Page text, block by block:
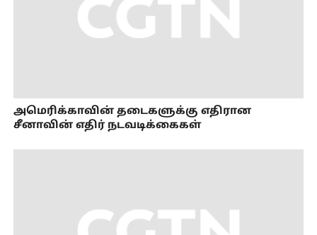
அமெரிக்காவின் தடைகளுக்கு எதிரான
சீனாவின் எதிர் நடவடிக்கைகள்